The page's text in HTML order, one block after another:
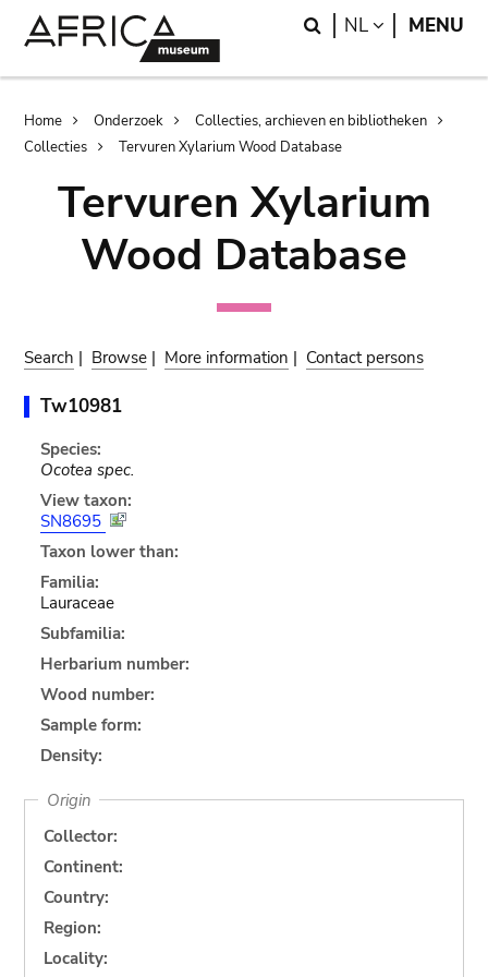
Search
NL LANGUAGE
MENU
Breadcrumb
Home Onderzoek
Collecties, archieven en bibliotheken
Collecties
Tervuren Xylarium Wood Database
Tervuren Xylarium
Wood Database
Search | Browse | More information | Contact persons
Tw10981
Species:
Ocotea spec.
View taxon:
SN8695
Taxon lower than:
Familia:
Lauraceae
Subfamilia:
Herbarium number:
Wood number:
Sample form:
Density:
Origin
Collector:
Continent:
Country:
Region:
Locality: